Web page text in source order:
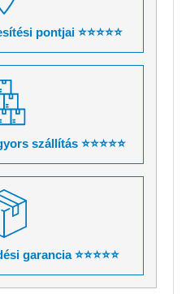
pontjai ⭐⭐⭐⭐⭐
szállítás ⭐⭐⭐⭐⭐
garancia ⭐⭐⭐⭐⭐